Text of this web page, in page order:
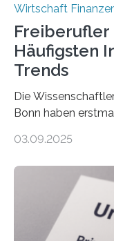
Wirtschaft
Freiberufler
Häufigsten
Trends
Die
Bonn haben
Landkreise mit den
ist demnach
der
Berlin starteten in
eigene
03.09.2025